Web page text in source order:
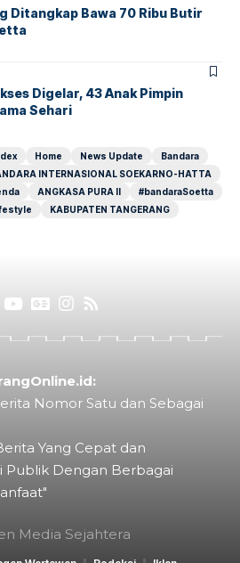
Ditangkap Bawa 70 Ribu Butir
Digelar, 43 Anak Pimpin
Sehari
Home News Update
Bandara
INTERNASIONAL SOEKARNO-HATTA
ANGKASA PURA II
#bandaraSoetta
KABUPATEN TANGERANG
Nomor Satu dan Sebagai
Yang Cepat dan
Publik Dengan Berbagai
Media Sejahtera